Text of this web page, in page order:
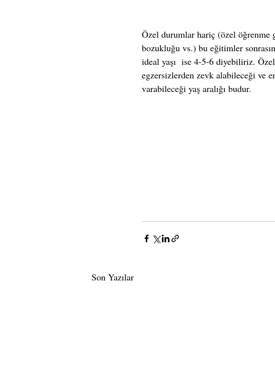
Özel durumlar hariç (özel öğrenme
bozukluğu vs.) bu eğitimler
ideal yaşı  ise 4-5-6 diyebiliriz.
egzersizlerden zevk alabileceği ve
varabileceği yaş aralığı budur.
Son Yazılar